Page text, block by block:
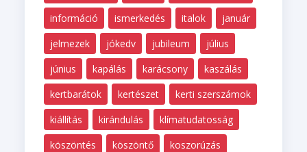
információ
ismerkedés italok
január
jelmezek
jókedv jubileum
július
június
kapálás karácsony
kaszálás
kertbarátok
kertészet
kerti szerszámok
kiállítás
kirándulás
klímatudatosság
köszöntés
köszöntő
koszorúzás